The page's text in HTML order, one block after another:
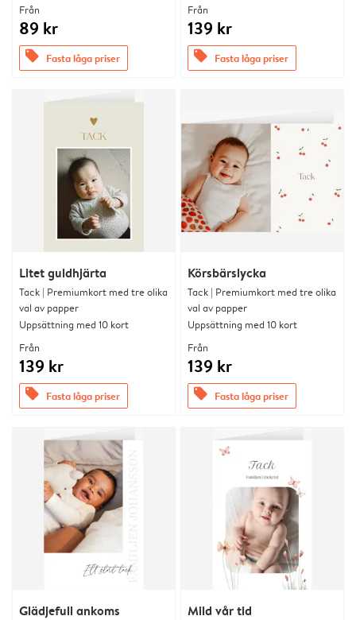
Från
89 kr
offers Fasta låga priser
Från
139 kr
offers Fasta låga priser
Litet guldhjärta
Tack | Premiumkort med tre olika
val av papper
Uppsättning med 10 kort
Från
139 kr
offers Fasta låga priser
Körsbärslycka
Tack | Premiumkort med tre olika
val av papper
Uppsättning med 10 kort
Från
139 kr
offers Fasta låga priser
Glädjefull ankoms Mild vår tid